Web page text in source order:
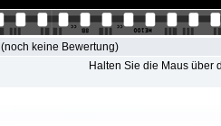
(noch keine Bewertung)
Halten Sie die Maus über